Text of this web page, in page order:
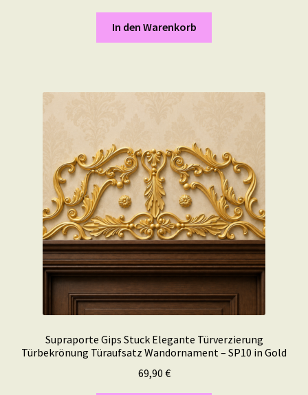
In den Warenkorb
Supraporte Gips Stuck Elegante Türverzierung
Türbekrönung Türaufsatz Wandornament – SP10 in Gold
69,90 €